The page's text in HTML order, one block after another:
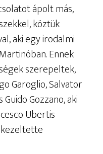
ápolt más,
köztük
aki egy irodalmi
Ennek
szerepeltek,
Garoglio, Salvator
Gozzano, aki
Ubertis